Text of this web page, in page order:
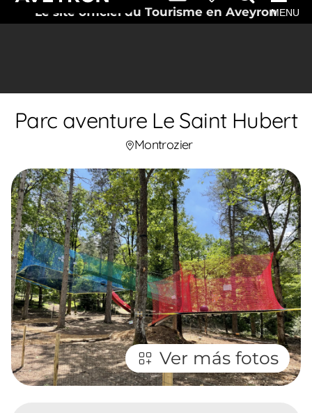
Le site officiel du Tourisme en AveyronMENU
Parc aventure Le Saint Hubert
Montrozier
Ver más fotos